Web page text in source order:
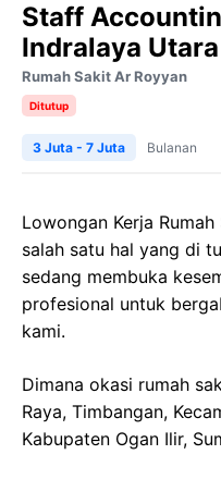
Staff
Indralaya Utara
Rumah Sakit Ar Royyan
Ditutup
3 Juta - 7 Juta Bulanan
Lowongan Kerja
salah satu hal yang di
sedang membuka
profesional untuk
kami.
Dimana okasi rumah
Raya, Timbangan,
Kabupaten Ogan Ilir,